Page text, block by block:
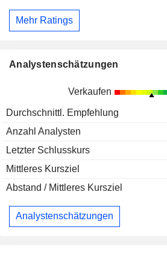
Mehr Ratings
Analystenschätzungen
Verkaufen
Durchschnittl. Empfehlung
Anzahl Analysten
Letzter Schlusskurs
Mittleres Kursziel
Abstand / Mittleres Kursziel
Analystenschätzungen